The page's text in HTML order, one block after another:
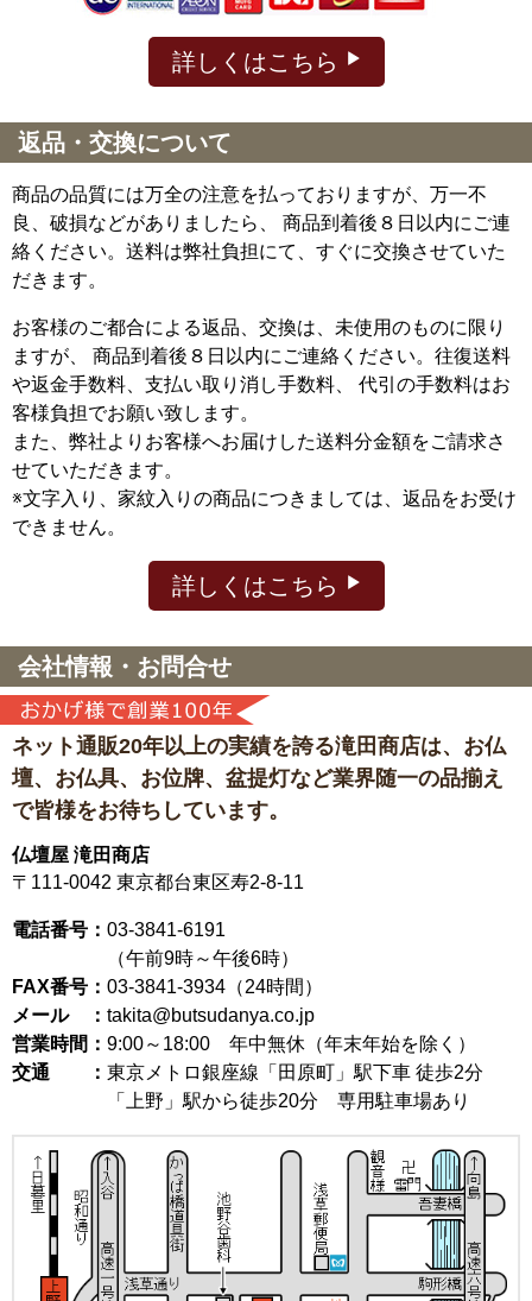
詳しくはこちら
返品・交換について
商品の品質には万全の注意を払っておりますが、万一不
良、破損などがありましたら、 商品到着後８日以内にご連
絡ください。送料は弊社負担にて、すぐに交換させていた
だきます。
お客様のご都合による返品、交換は、未使用のものに限り
ますが、
商品到着後８日以内にご連絡ください。往復送料
や返金手数料、支払い取り消し手数料、 代引の手数料はお
客様負担でお願い致します。
また、弊社よりお客様へお届けした送料分金額をご請求さ
せていただきます。
※文字入り、家紋入りの商品につきましては、返品をお受け
できません。
詳しくはこちら
会社情報・お問合せ
ネット通販20年以上の実績を誇る滝田商店は、 お仏
壇、お仏具、お位牌、盆提灯など業界随一の品揃え
で皆様をお待ちしています。
仏壇屋 滝田商店
〒111-0042 東京都台東区寿2-8-11
電話番号： 03-3841-6191
（午前9時～午後6時）
FAX番号： 03-3841-3934（24時間）
メール ： takita@butsudanya.co.jp
営業時間： 9:00～18:00 年中無休（年末年始を除く）
交通 ： 東京メトロ銀座線「田原町」駅下車 徒歩2分
「上野」駅から徒歩20分 専用駐車場あり